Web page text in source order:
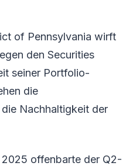
of Pennsylvania wirft
den Securities
seiner Portfolio-
die
Nachhaltigkeit der
2025 offenbarte der Q2-